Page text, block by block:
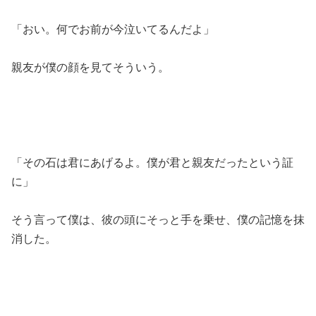
「おい。何でお前が今泣いてるんだよ」
親友が僕の顔を見てそういう。
「その石は君にあげるよ。僕が君と親友だったという証
に」
そう言って僕は、彼の頭にそっと手を乗せ、僕の記憶を抹
消した。